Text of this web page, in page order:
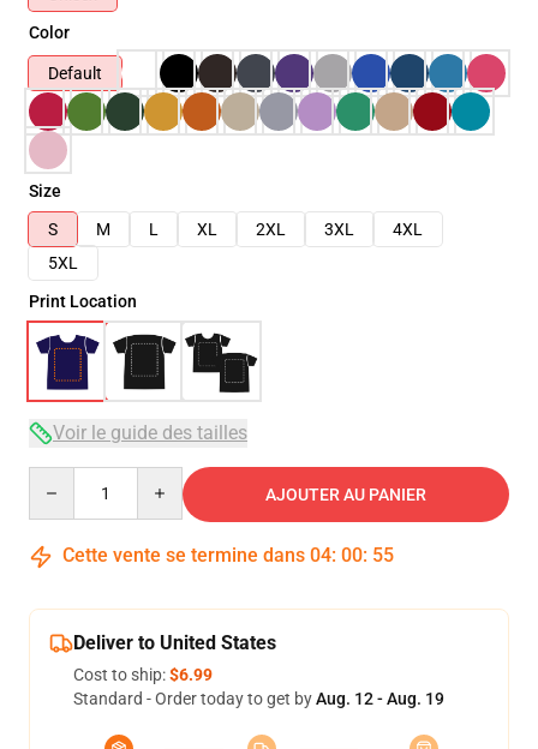
Color
Default
Size
S
M L XL 2XL 3XL
4XL
5XL
Print Location
Voir le guide des tailles
AJOUTER AU PANIER
Cette vente se termine dans 04: 00: 54
Deliver to United States
Cost to ship:$6.99
Standard - Order today to get byAug. 12 - Aug. 19